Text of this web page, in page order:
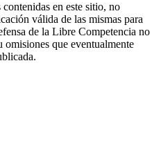
en este sitio, no
válida de las mismas para
de la Libre Competencia no
omisiones que eventualmente